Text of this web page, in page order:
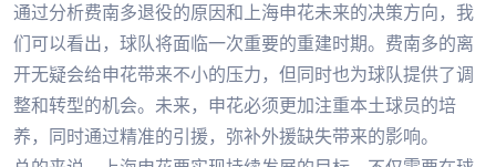
通过分析费南多退役的原因和上海申花未来的决策方向，我
们可以看出，球队将面临一次重要的重建时期。费南多的离
开无疑会给申花带来不小的压力，但同时也为球队提供了调
整和转型的机会。未来，申花必须更加注重本土球员的培
养，同时通过精准的引援，弥补外援缺失带来的影响。